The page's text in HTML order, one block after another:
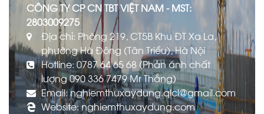
CÔNG TY CP CN TBT VIỆT NAM - MST:
2803009275
Địa chỉ: Phòng 219, CT5B Khu ĐT Xa La,
phường Hà Đông (Tân Triều), Hà Nội
Hotline: 0787 64 65 68 (Phản ánh chất
lượng 090 336 7479 Mr Thắng)
Email: nghiemthuxaydung.qlcl@gmail.com
Website: nghiemthuxaydung.com